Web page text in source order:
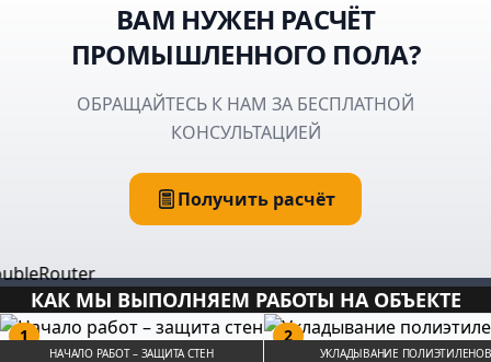
ВАМ НУЖЕН РАСЧЁТ
ПРОМЫШЛЕННОГО ПОЛА?
ОБРАЩАЙТЕСЬ К НАМ ЗА БЕСПЛАТНОЙ
КОНСУЛЬТАЦИЕЙ
Получить расчёт
КАК МЫ ВЫПОЛНЯЕМ РАБОТЫ НА ОБЪЕКТЕ
1
НАЧАЛО РАБОТ – ЗАЩИТА СТЕН
2
УКЛАДЫВАНИЕ